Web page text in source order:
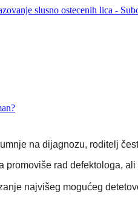
na dijagnozu, roditelj
promoviše rad defektologa,
najvišeg mogućeg